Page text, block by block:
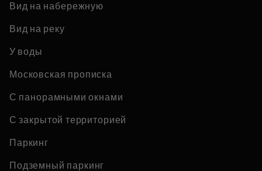
Вид на набережную
Вид на реку
У воды
Московская прописка
С панорамными окнами
С закрытой территорией
Паркинг
Подземный паркинг